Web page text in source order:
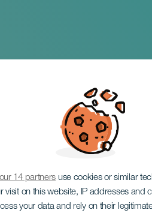
our 14 partners use cookies or similar
visit on this website, IP addresses and
your data and rely on their